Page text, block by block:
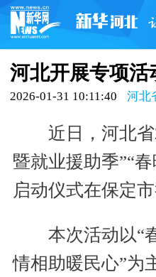
河北开展专项活
2026-01-31 10:11:40 河北
近日，河北省
暨就业援助季”“
启动仪式在保定市
本次活动以“春
情相助暖民心”为